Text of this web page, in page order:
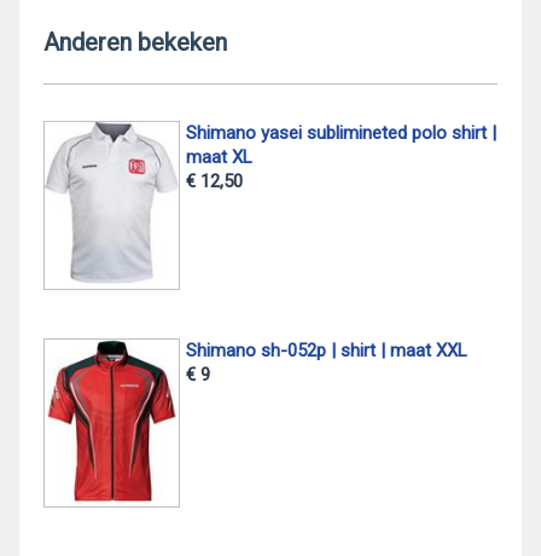
Anderen bekeken
Shimano yasei sublimineted polo shirt |
maat XL
€ 12,50
Shimano sh-052p | shirt | maat XXL
€ 9